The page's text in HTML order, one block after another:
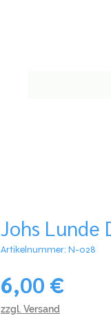
Johs Lunde
Artikelnummer: N-028
6,00 €Preis
zzgl. Versand